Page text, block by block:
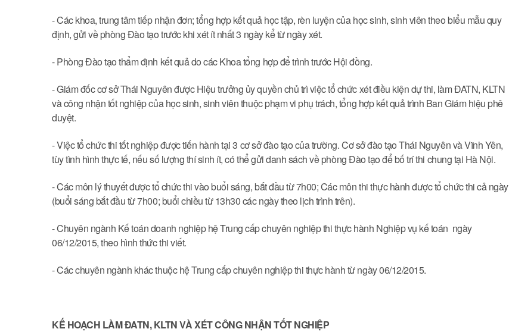
- Các khoa, trung tâm tiếp nhận đơn; tổng hợp kết quả học tập, rèn luyện của học sinh, sinh viên theo biểu mẫu quy
định, gửi về phòng Đào tạo trước khi xét ít nhất 3 ngày kể từ ngày xét.
- Phòng Đào tạo thẩm định kết quả do các Khoa tổng hợp để trình trước Hội đồng.
- Giám đốc cơ sở Thái Nguyên được Hiệu trưởng ủy quyền chủ trì việc tổ chức xét điều kiện dự thi, làm ĐATN, KLTN
và công nhận tốt nghiệp của học sinh, sinh viên thuộc phạm vi phụ trách, tổng hợp kết quả trình Ban Giám hiệu phê
duyệt.
- Việc tổ chức thi tốt nghiệp được tiến hành tại 3 cơ sở đào tạo của trường. Cơ sở đào tạo Thái Nguyên và Vĩnh Yên,
tùy tình hình thực tế, nếu số lượng thí sinh ít, có thể gửi danh sách về phòng Đào tạo để bố trí thi chung tại Hà Nội.
- Các môn lý thuyết được tổ chức thi vào buổi sáng, bắt đầu từ 7h00; Các môn thi thực hành được tổ chức thi cả ngày
(buổi sáng bắt đầu từ 7h00; buổi chiều từ 13h30 các ngày theo lịch trình trên).
- Chuyên ngành Kế toán doanh nghiệp hệ Trung cấp chuyên nghiệp thi thực hành Nghiệp vụ kế toán ngày
06/12/2015, theo hình thức thi viết.
- Các chuyên ngành khác thuộc hệ Trung cấp chuyên nghiệp thi thực hành từ ngày 06/12/2015.
KẾ HOẠCH LÀM ĐATN, KLTN VÀ XÉT CÔNG NHẬN TỐT NGHIỆP